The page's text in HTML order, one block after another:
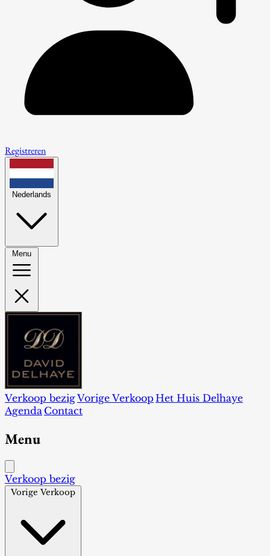
Registreren
Nederlands
Menu
Verkoop bezigVorige Verkoop Het Huis Delhaye
Agenda Contact
Menu
Verkoop bezig
Vorige Verkoop